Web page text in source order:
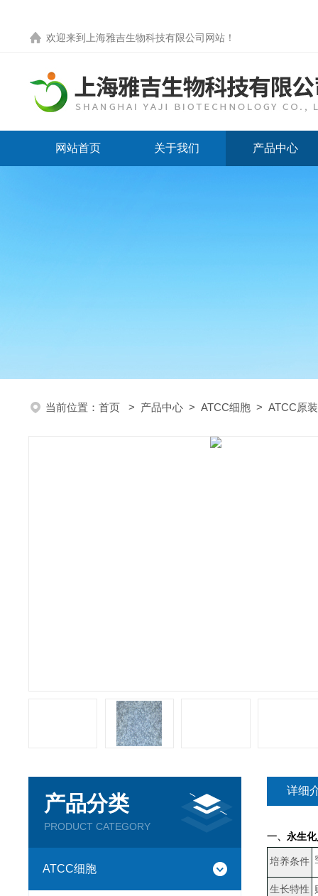
欢迎来到 上海雅吉生物科技有限公司网站 ！
网站首页 关于我们 产品中心
当前位置： 首页 > 产品中心 > ATCC细胞 > ATCC原
产品分类
PRODUCT CATEGORY
ATCC细胞
详细
一、 永生
培养条件
生长特性